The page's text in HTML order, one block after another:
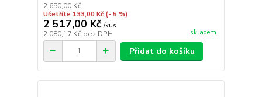
2 650,00 Kč
Ušetříte 133,00 Kč (- 5 %)
2 517,00 Kč /kus
2 080,17 Kč bez DPH skladem
Přidat do košíku